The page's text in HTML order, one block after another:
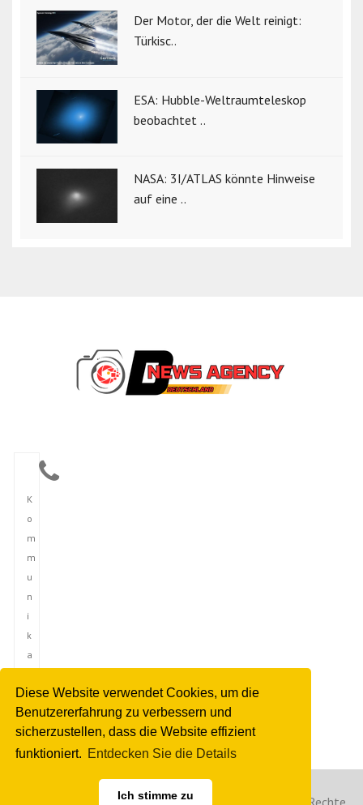
Diese Website verwendet Cookies, um die
Benutzererfahrung zu verbessern und
sicherzustellen, dass die Website effizient
funktioniert. Entdecken Sie die Details
Ich stimme zu
Der Motor, der die Welt reinigt:
Türkisc..
ESA: Hubble-Weltraumteleskop
beobachtet ..
NASA: 3I/ATLAS könnte Hinweise
auf eine ..
K
o
m
m
u
n
i
k
a
i
o
n
Copyright © 2023 Deutsche Nachrichtenagentur. Alle Rechte